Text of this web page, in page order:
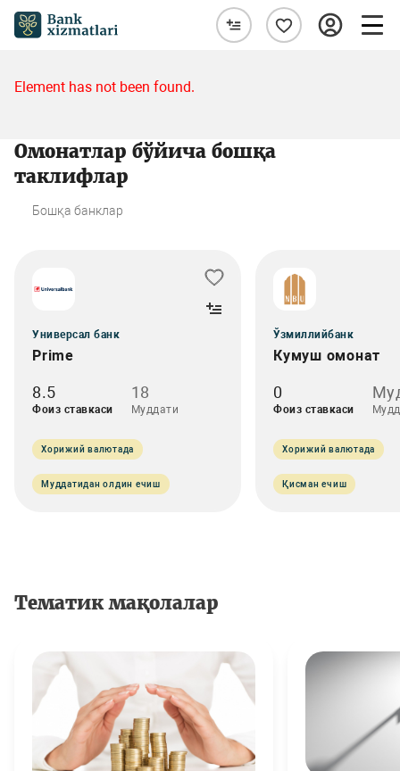
Element has not been found.
Омонатлар бўйича бошқа
таклифлар
Бошқа банклар
Универсал банк
Prime
8.5
Фоиз ставкаси
18
Муддати
Хорижий валютада
Муддатидан олдин ечиш
Ўзмиллийбанк
Кумуш омонат
0
Фоиз ставкаси
Хорижий валютада
Қисман ечиш
Тематик мақолалар